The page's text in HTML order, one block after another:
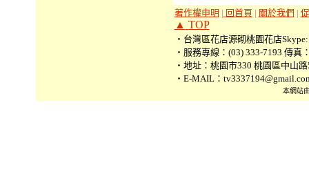
著作權申明 | 回首頁 | 關於我們 |
▲ TOP
‧台灣區花店源砌桃園花店Skype:
‧服務專線：(03) 333-7193 傳真
‧地址：桃園市330 桃園區中山路
‧E-MAIL：
本網站